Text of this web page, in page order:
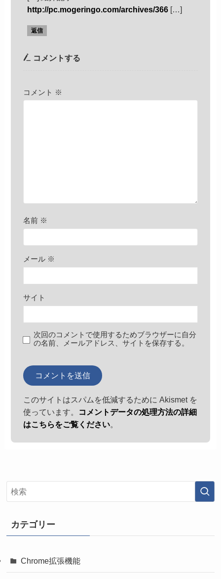
http://pc.mogeringo.com/archives/366[…]
返信
コメントする
コメント ※
名前 ※
メール ※
サイト
次回のコメントで使用するためブラウザーに自分
の名前、メールアドレス、サイトを保存する。
このサイトはスパムを低減するために Akismet を
使っています。
コメントデータの処理方法の詳細
はこちらをご覧ください。
カテゴリー
Chrome拡張機能